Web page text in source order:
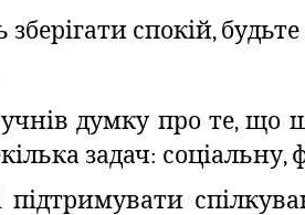
зберігати спокій,
учнів думку про те,
задач: соціальну,